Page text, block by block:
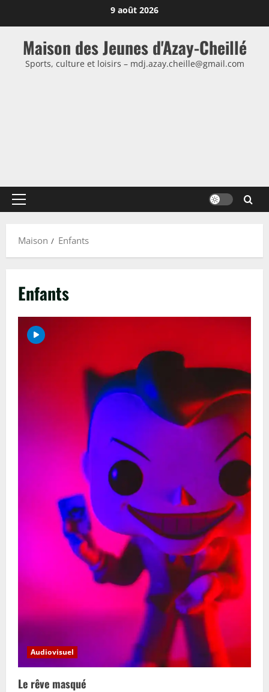
au
contenu
9 août 2026
Maison des Jeunes d'Azay-Cheillé
Sports, culture et loisirs – mdj.azay.cheille@gmail.com
Menu
Maison
Enfants
Enfants
Audiovisuel
Le rêve masqué